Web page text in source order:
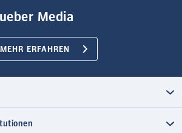
Media
MEHR ERFAHREN